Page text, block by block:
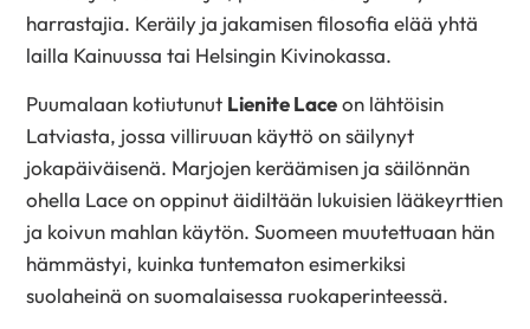
harrastajia. Keräily ja jakamisen filosofia elää yhtä
lailla Kainuussa tai Helsingin Kivinokassa.
Puumalaan kotiutunut Lienite Laceon lähtöisin
Latviasta, jossa villiruuan käyttö on säilynyt
jokapäiväisenä. Marjojen keräämisen ja säilönnän
ohella Lace on oppinut äidiltään lukuisien lääkeyrttien
ja koivun mahlan käytön. Suomeen muutettuaan hän
hämmästyi, kuinka tuntematon esimerkiksi
suolaheinä on suomalaisessa ruokaperinteessä.